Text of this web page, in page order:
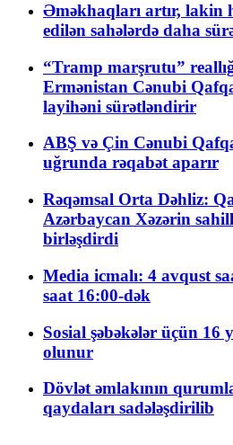
Əməkhaqları artır, lakin
edilən sahələrdə daha
“Tramp marşrutu”
Ermənistan Cənubi
layihəni sürətləndirir
ABŞ və Çin Cənubi
uğrunda rəqabət aparır
Rəqəmsal Orta Dəhliz:
Azərbaycan Xəzərin
birləşdirdi
Media icmalı: 4 avqust
saat 16:00-dək
Sosial şəbəkələr üçün 16
olunur
Dövlət əmlakının
qaydaları sadələşdirilib